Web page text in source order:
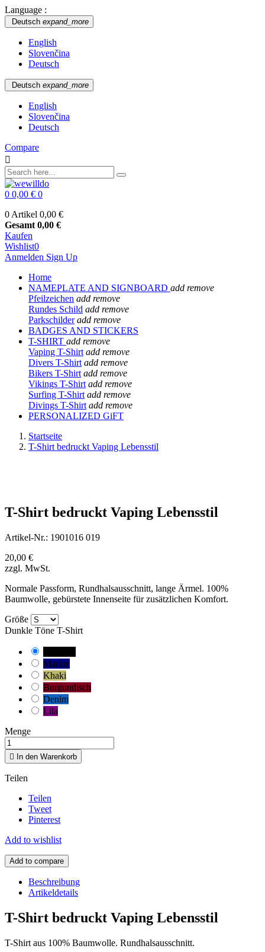
Language :
Deutsch expand_more
English
Slovenčina
Deutsch
Deutsch expand_more
English
Slovenčina
Deutsch
Compare

0 0,00 € 0
0 Artikel 0,00 €
Gesamt 0,00 €
Kaufen
Wishlist0
Anmelden Sign Up
Home
NAMEPLATE AND SIGNBOARD add remove
Pfeilzeichen add remove
Rundes Schild add remove
Parkschilder add remove
BADGES AND STICKERS
T-SHIRT add remove
Vaping T-Shirt add remove
Divers T-Shirt add remove
Bikers T-Shirt add remove
Vikings T-Shirt add remove
Surfing T-Shirt add remove
Divings T-Shirt add remove
PERSONALIZED GiFT
Startseite
T-Shirt bedruckt Vaping Lebensstil
T-Shirt bedruckt Vaping Lebensstil
Artikel-Nr.: 1901016 019
20,00 €
zzgl. MwSt.
Normale Passform, Rundhalsausschnitt, lange Ärmel. 100%
Baumwolle, gebürstete Innenseite für zusätzlichen Komfort.
Größe
Dunkle Töne T-Shirt
Marine
Khaki
Burgundisch
Denim
Lila
Menge
 In den Warenkorb
Teilen
Teilen
Tweet
Pinterest
Add to wishlist
Add to compare
Beschreibung
Artikeldetails
T-Shirt bedruckt Vaping Lebensstil
T-Shirt aus 100% Baumwolle. Rundhalsausschnitt.